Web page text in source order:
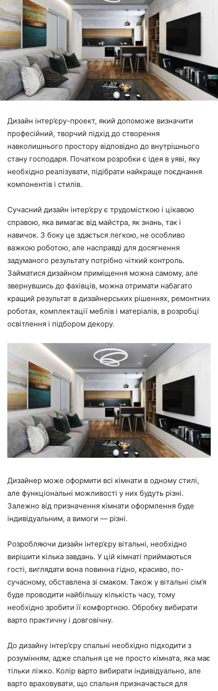
Дизайн інтер’єру-проект, який допоможе визначити
професійний, творчий підхід до створення
навколишнього простору відповідно до внутрішнього
стану господаря. Початком розробки є ідея в уяві, яку
необхідно реалізувати, підібрати найкраще поєднання
компонентів і стилів.
Сучасний дизайн інтер’єру є трудомісткою і цікавою
справою, яка вимагає від майстра, як знань, так і
навичок. З боку це здається легкою, не особливо
важкою роботою, але насправді для досягнення
задуманого результату потрібно чіткий контроль.
Займатися дизайном приміщення можна самому, але
звернувшись до фахівців, можна отримати набагато
кращий результат в дизайнерських рішеннях, ремонтних
роботах, комплектації меблів і матеріалів, в розробці
освітлення і підбором декору.
Дизайнер може оформити всі кімнати в одному стилі,
але функціональні можливості у них будуть різні.
Залежно від призначення кімнати оформлення буде
індивідуальним, а вимоги — різні.
Розробляючи дизайн інтер’єру вітальні, необхідно
вирішити кілька завдань. У цій кімнаті приймаються
гості, виглядати вона повинна гідно, красиво, по-
сучасному, обставлена зі смаком. Також у вітальні сім’я
буде проводити найбільшу кількість часу, тому
необхідно зробити її комфортною. Обробку вибирати
варто практичну і довговічну.
До дизайну інтер’єру спальні необхідно підходити з
розумінням, адже спальня це не просто кімната, яка має
тільки ліжко. Колір варто вибирати індивідуально, але
варто враховувати, що спальня призначається для